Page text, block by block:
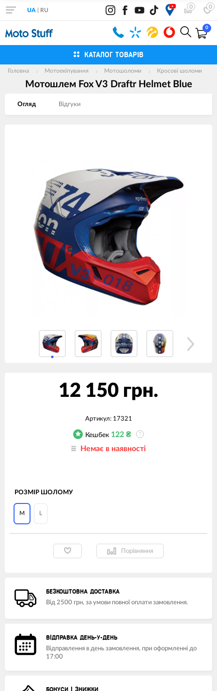
0 0
UA RU
0
КАТАЛОГ ТОВАРІВ
Головна Мотоекіпування Мотошоломи Кросові шоломи
Мотошлем Fox V3 Draftr Helmet Blue
Огляд Вiдгуки
12 150 грн.
Артикул: 17321
Кешбек 122 ₴ ?
Немає в наявності
РОЗМІР ШОЛОМУ
M L
Порівняння
БЕЗКОШТОВНА ДОСТАВКА
Від 2500 грн, за умови повної оплати замовлення.
ВІДПРАВКА ДЕНЬ-У-ДЕНЬ
Відправлення в день замовлення, при оформленні до
17:00
БОНУСИ І ЗНИЖКИ